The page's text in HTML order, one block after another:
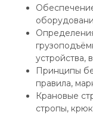
устройства,
Принципы
правила,
Крановые
стропы,